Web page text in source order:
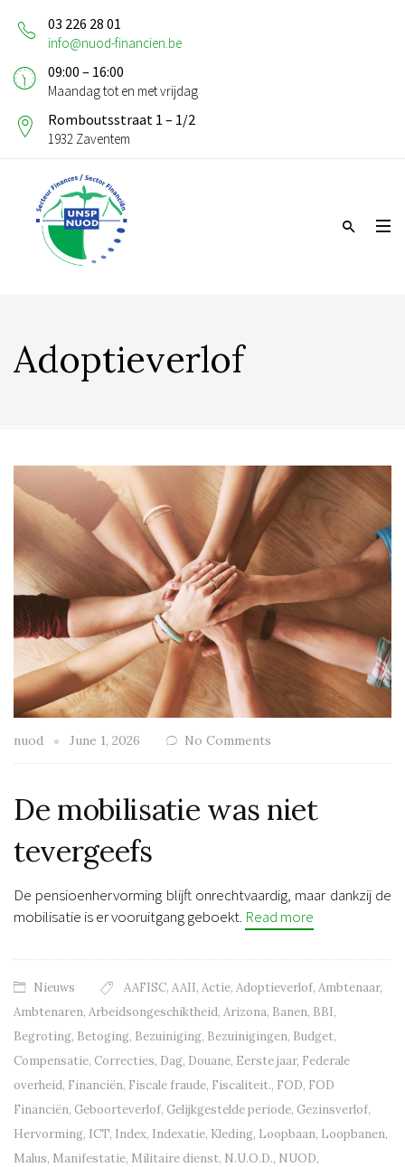
03 226 28 01
info@nuod-financien.be
09:00 – 16:00
Maandag tot en met vrijdag
Romboutsstraat 1 – 1/2
1932 Zaventem
Adoptieverlof
nuod June 1, 2026 No Comments
De mobilisatie was niet
tevergeefs
De pensioenhervorming blijft onrechtvaardig, maar dankzij de
mobilisatie is er vooruitgang geboekt. Read more
Nieuws AAFISC, AAII, Actie, Adoptieverlof, Ambtenaar,
Ambtenaren, Arbeidsongeschiktheid, Arizona, Banen, BBI,
Begroting, Betoging, Bezuiniging, Bezuinigingen, Budget,
Compensatie, Correcties, Dag, Douane, Eerste jaar, Federale
overheid, Financiën, Fiscale fraude, Fiscaliteit., FOD, FOD
Financiën, Geboorteverlof, Gelijkgestelde periode, Gezinsverlof,
Hervorming, ICT, Index, Indexatie, Kleding, Loopbaan, Loopbanen,
Malus, Manifestatie, Militaire dienst, N.U.O.D., NUOD,